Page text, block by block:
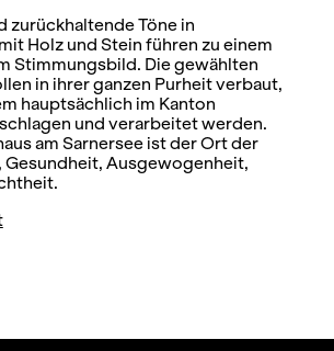
zurückhaltende Töne in
Holz und Stein führen zu einem
Stimmungsbild. Die gewählten
in ihrer ganzen Purheit verbaut,
hauptsächlich im Kanton
und verarbeitet werden.
am Sarnersee ist der Ort der
Gesundheit, Ausgewogenheit,